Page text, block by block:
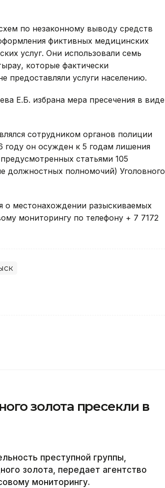
по незаконному выводу средств
фиктивных медицинских
услуг. Они использовали семь
которые фактически
предоставляли услуги населению.
Е.Б. избрана мера пресечения в виде
сотрудником органов полиции
году он осужден к 5 годам лишения
статьями 105
должностных полномочий) Уголовного
о местонахождении разыскиваемых
мониторингу по телефону + 7 7172
золота пресекли в
преступной группы,
золота, передает агентство
мониторингу.